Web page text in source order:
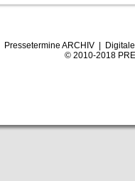
Pressetermine ARCHIV|
© 2010-2018